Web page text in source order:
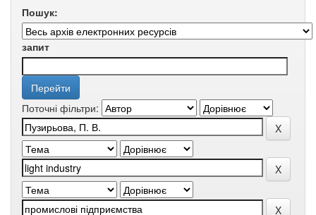
Пошук:
запит
Поточні фільтри: